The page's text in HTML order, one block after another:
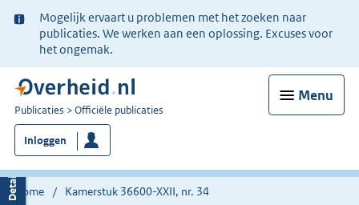
Ter
informatie:
Mogelijk ervaart u problemen met het zoeken naar
publicaties. We werken aan een oplossing. Excuses voor
het ongemak.
Menu
U
bent
nu
hier:
Publicaties Officiële publicaties
Inloggen
Home Kamerstuk 36600-XXII, nr. 34